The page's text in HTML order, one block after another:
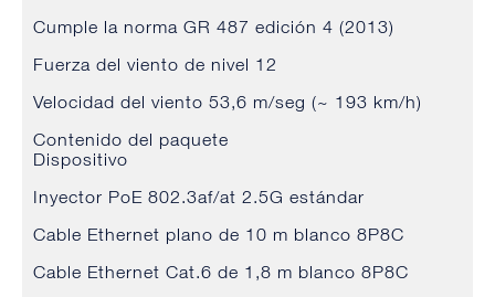
Cumple la norma GR 487 edición 4 (2013)
Fuerza del viento de nivel 12
Velocidad del viento 53,6 m/seg (~ 193 km/h)
Contenido del paquete
Dispositivo
Inyector PoE 802.3af/at 2.5G estándar
Cable Ethernet plano de 10 m blanco 8P8C
Cable Ethernet Cat.6 de 1,8 m blanco 8P8C